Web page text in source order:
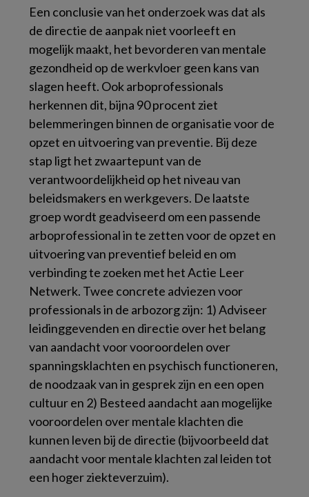
Een conclusie van het onderzoek was dat als
de directie de aanpak niet voorleeft en
mogelijk maakt, het bevorderen van mentale
gezondheid op de werkvloer geen kans van
slagen heeft. Ook arboprofessionals
herkennen dit, bijna 90 procent ziet
belemmeringen binnen de organisatie voor de
opzet en uitvoering van preventie. Bij deze
stap ligt het zwaartepunt van de
verantwoordelijkheid op het niveau van
beleidsmakers en werkgevers. De laatste
groep wordt geadviseerd om een passende
arboprofessional in te zetten voor de opzet en
uitvoering van preventief beleid en om
verbinding te zoeken met het Actie Leer
Netwerk. Twee concrete adviezen voor
professionals in de arbozorg zijn: 1) Adviseer
leidinggevenden en directie over het belang
van aandacht voor vooroordelen over
spanningsklachten en psychisch functioneren,
de noodzaak van in gesprek zijn en een open
cultuur en 2) Besteed aandacht aan mogelijke
vooroordelen over mentale klachten die
kunnen leven bij de directie (bijvoorbeeld dat
aandacht voor mentale klachten zal leiden tot
een hoger ziekteverzuim).